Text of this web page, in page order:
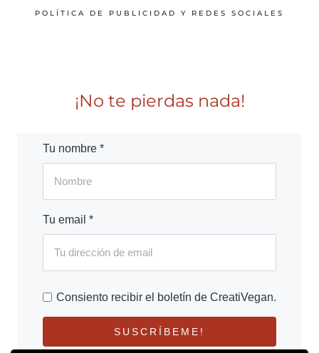
POLÍTICA DE PUBLICIDAD Y REDES SOCIALES
¡No te pierdas nada!
Tu nombre *
Tu email *
Consiento recibir el boletín de CreatiVegan.
SUSCRÍBEME!